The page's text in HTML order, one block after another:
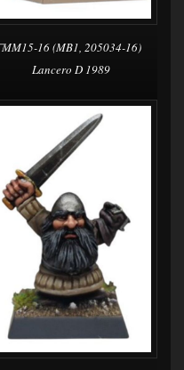
MM15-16 (MB1, 205034-16)
Lancero D 1989